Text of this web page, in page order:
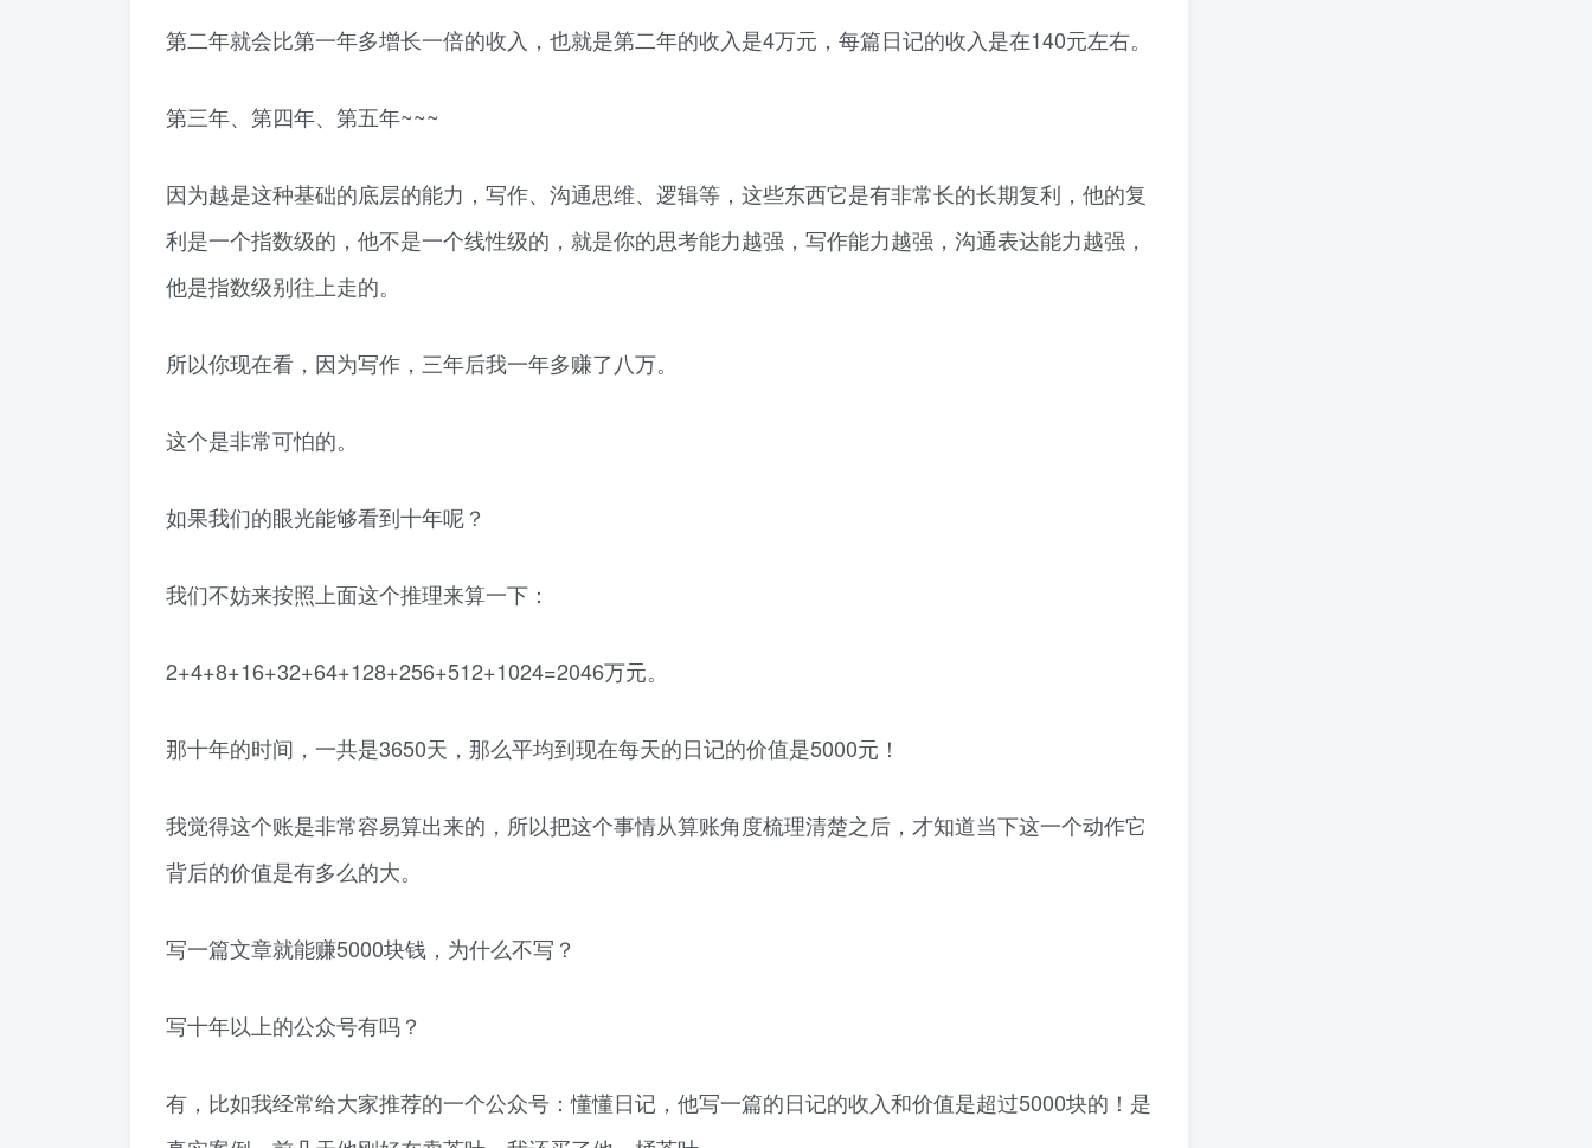
第二年就会比第一年多增长一倍的收入，也就是第二年的收入是4万元，每篇日记的收入是在140元左右。
第三年、第四年、第五年~~~
因为越是这种基础的底层的能力，写作、沟通思维、逻辑等，这些东西它是有非常长的长期复利，他的复
利是一个指数级的，他不是一个线性级的，就是你的思考能力越强，写作能力越强，沟通表达能力越强，
他是指数级别往上走的。
所以你现在看，因为写作，三年后我一年多赚了八万。
这个是非常可怕的。
如果我们的眼光能够看到十年呢？
我们不妨来按照上面这个推理来算一下：
2+4+8+16+32+64+128+256+512+1024=2046万元。
那十年的时间，一共是3650天，那么平均到现在每天的日记的价值是5000元！
我觉得这个账是非常容易算出来的，所以把这个事情从算账角度梳理清楚之后，才知道当下这一个动作它
背后的价值是有多么的大。
写一篇文章就能赚5000块钱，为什么不写？
写十年以上的公众号有吗？
有，比如我经常给大家推荐的一个公众号：懂懂日记，他写一篇的日记的收入和价值是超过5000块的！是